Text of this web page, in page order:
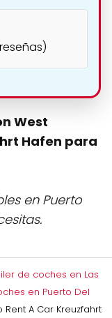
West
Hafen para
en Puerto
de coches en Las
en Puerto Del
A Car Kreuzfahrt